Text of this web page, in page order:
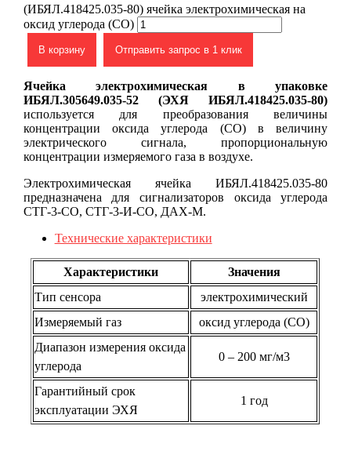
(ИБЯЛ.418425.035-80) ячейка электрохимическая на
оксид углерода (CO)
В корзину Отправить запрос в 1 клик
Ячейка электрохимическая в упаковке
ИБЯЛ.305649.035-52 (ЭХЯ ИБЯЛ.418425.035-80)
используется для преобразования величины
концентрации оксида углерода (CO) в величину
электрического сигнала, пропорциональную
концентрации измеряемого газа в воздухе.
Электрохимическая ячейка ИБЯЛ.418425.035-80
предназначена для сигнализаторов оксида углерода
СТГ-3-CO, СТГ-3-И-CO, ДАХ-М.
Технические характеристики
Характеристики
Значения
Тип сенсора
электрохимический
Измеряемый газ
оксид углерода (CO)
Диапазон измерения оксида
углерода
0 – 200 мг/м3
Гарантийный срок
эксплуатации ЭХЯ
1 год